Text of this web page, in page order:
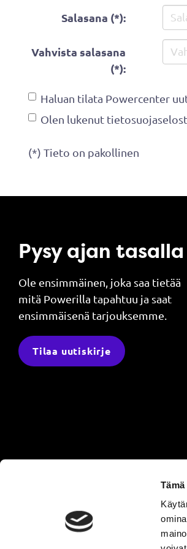
Salasana (*):
Vahvista salasana
(*):
Haluan tilata Powercenter
Olen lukenut
(*) Tieto on pakollinen
Pysy ajan tasalla
Ole ensimmäinen, joka saa tietää
mitä Powerilla tapahtuu ja saat
ensimmäisenä tarjouksemme.
Tilaa uutiskirje